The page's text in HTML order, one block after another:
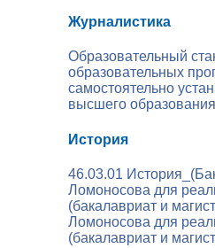
Журналистика
Образовательный
образовательных
самостоятельно
высшего
История
46.03.01
Ломоносова для
(бакалавриат и
Ломоносова для
(бакалавриат и